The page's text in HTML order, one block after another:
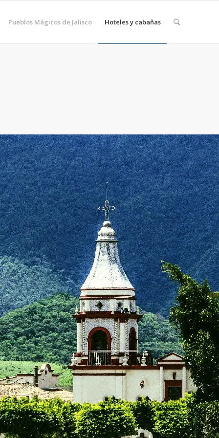
Pueblos Mágicos de Jalisco Hoteles y cabañas